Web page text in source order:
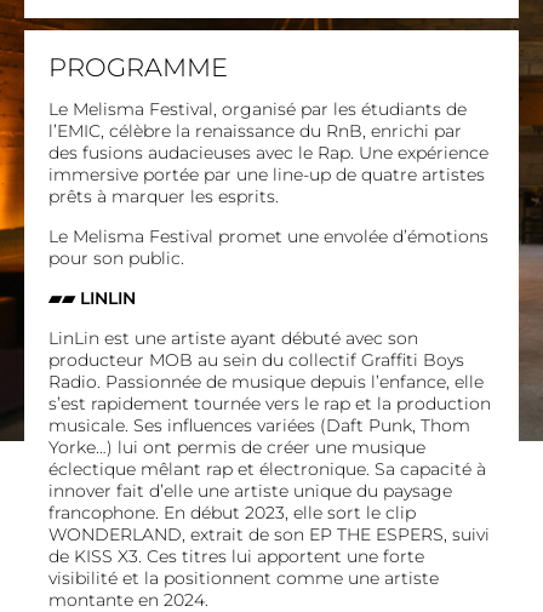
PROGRAMME
Le Melisma Festival, organisé par les étudiants de
l’EMIC, célèbre la renaissance du RnB, enrichi par
des fusions audacieuses avec le Rap. Une expérience
immersive portée par une line-up de quatre artistes
prêts à marquer les esprits.
Le Melisma Festival promet une envolée d’émotions
pour son public.
▰▰LINLIN
LinLin est une artiste ayant débuté avec son
producteur MOB au sein du collectif Graffiti Boys
Radio. Passionnée de musique depuis l’enfance, elle
s’est rapidement tournée vers le rap et la production
musicale. Ses influences variées (Daft Punk, Thom
Yorke…) lui ont permis de créer une musique
éclectique mêlant rap et électronique. Sa capacité à
innover fait d’elle une artiste unique du paysage
francophone. En début 2023, elle sort le clip
WONDERLAND, extrait de son EP THE ESPERS, suivi
de KISS X3. Ces titres lui apportent une forte
visibilité et la positionnent comme une artiste
montante en 2024.